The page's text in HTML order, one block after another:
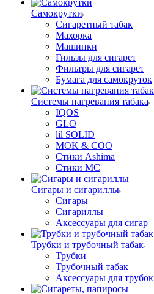
Самокрутки
Сигаретный табак
Махорка
Машинки
Гильзы для сигарет
Фильтры для сигарет
Бумага для самокруток
Системы нагревания табака
IQOS
GLO
lil SOLID
MOK & COO
Стики Ashima
Стики MC
Сигары и сигариллы
Сигары
Сигариллы
Аксессуары для сигар
Трубки и трубочный табак
Трубки
Трубочный табак
Аксессуары для трубок